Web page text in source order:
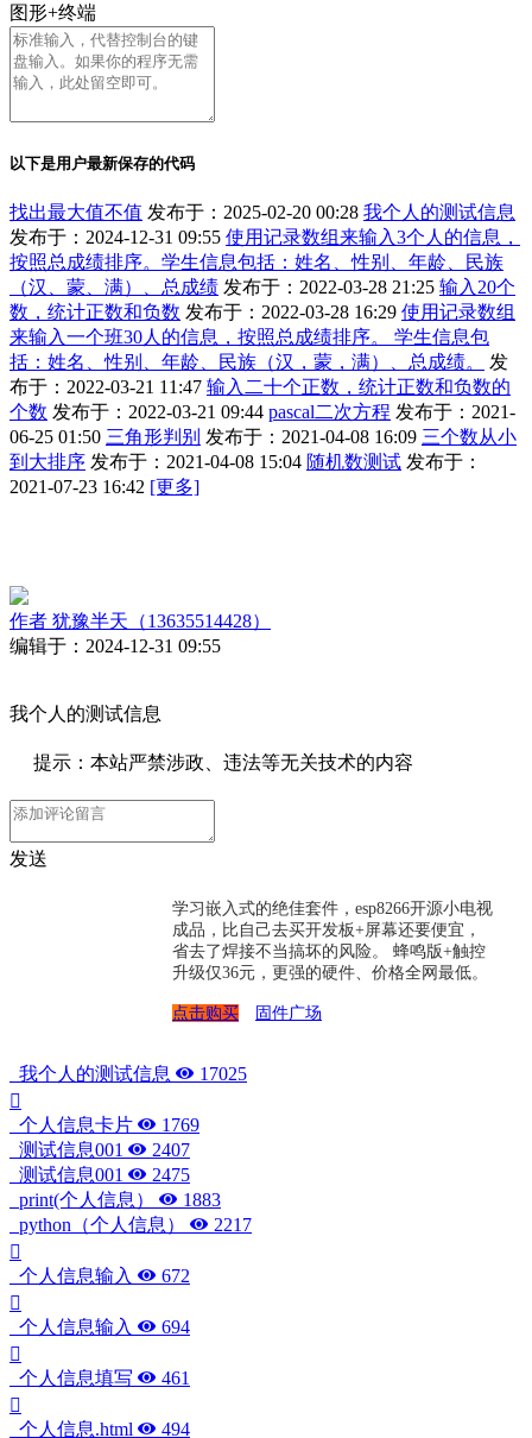
图形+终端
以下是用户最新保存的代码
找出最大值不值 发布于：2025-02-20 00:28 我个人的测试信息
发布于：2024-12-31 09:55 使用记录数组来输入3个人的信息，
按照总成绩排序。学生信息包括：姓名、性别、年龄、民族
（汉、蒙、满）、总成绩 发布于：2022-03-28 21:25 输入20个
数，统计正数和负数 发布于：2022-03-28 16:29 使用记录数组
来输入一个班30人的信息，按照总成绩排序。 学生信息包
括：姓名、性别、年龄、民族（汉，蒙，满）、总成绩。
发
布于：2022-03-21 11:47 输入二十个正数，统计正数和负数的
个数 发布于：2022-03-21 09:44 pascal二次方程 发布于：2021-
06-25 01:50 三角形判别 发布于：2021-04-08 16:09 三个数从小
到大排序 发布于：2021-04-08 15:04 随机数测试 发布于：
2021-07-23 16:42 [更多]
作者 犹豫半天（13635514428）
编辑于：2024-12-31 09:55
我个人的测试信息
提示：本站严禁涉政、违法等无关技术的内容
发送
学习嵌入式的绝佳套件，esp8266开源小电视
成品，比自己去买开发板+屏幕还要便宜，
省去了焊接不当搞坏的风险。 蜂鸣版+触控
升级仅36元，更强的硬件、价格全网最低。
点击购买 固件广场
我个人的测试信息 17025
个人信息卡片
1769
测试信息001
2407
测试信息001
2475
print(个人信息）
1883
python（个人信息）
2217
个人信息输入 672
个人信息输入 694
个人信息填写 461
个人信息.html 494